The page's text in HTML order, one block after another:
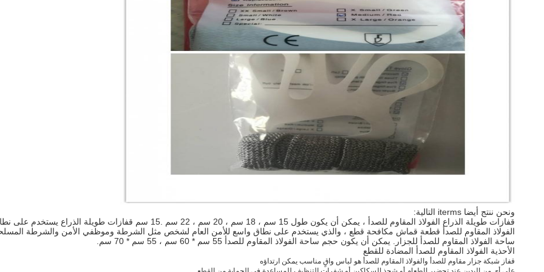
ونحن ننتج أيضا iterms التالية:
قفازات طويلة الذراع الفولاذ المقاوم للصدأ ، يمكن أن يكون طول 15 سم ، 18 سم ، 20 سم ، 22 سم .15 سم قفازات طويلة الذراع يستخدم على نطاق واسع.
الفولاذ المقاوم للصدأ قطعة قماش مكافحة قطع ، والذي يستخدم على نطاق واسع للأمن العام لشخص مثل الشرطة وموظفي الأمن والشرطة
ساحة الفولاذ المقاوم للصدأ للجزار. يمكن أن يكون حجم ساحة الفولاذ المقاوم للصدأ 55 سم * 60 سم ، 55 سم * 70 سم.
الأحذية الفولاذ المقاوم للصدأ المضادة للقطع
قفاز شبكة جزار مقاوم للصدأ والفولاذ المقاوم للصدأ هو لباس واقٍ مناسب يمكن ارتداؤه